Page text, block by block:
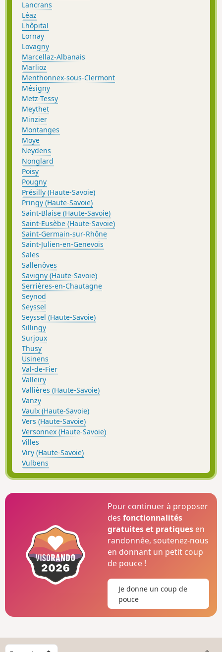
Lancrans
Léaz
Lhôpital
Lornay
Lovagny
Marcellaz-Albanais
Marlioz
Menthonnex-sous-Clermont
Mésigny
Metz-Tessy
Meythet
Minzier
Montanges
Moye
Neydens
Nonglard
Poisy
Pougny
Présilly (Haute-Savoie)
Pringy (Haute-Savoie)
Saint-Blaise (Haute-Savoie)
Saint-Eusèbe (Haute-Savoie)
Saint-Germain-sur-Rhône
Saint-Julien-en-Genevois
Sales
Sallenôves
Savigny (Haute-Savoie)
Serrières-en-Chautagne
Seynod
Seyssel
Seyssel (Haute-Savoie)
Sillingy
Surjoux
Thusy
Usinens
Val-de-Fier
Valleiry
Vallières (Haute-Savoie)
Vanzy
Vaulx (Haute-Savoie)
Vers (Haute-Savoie)
Versonnex (Haute-Savoie)
Villes
Viry (Haute-Savoie)
Vulbens
Pour continuer à proposer
desfonctionnalités
gratuites et pratiques en
randonnée, soutenez-nous
en donnant un petit coup
de pouce !
Je donne un coup de
pouce
C